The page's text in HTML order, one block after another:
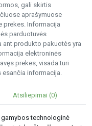
gali skirtis
aprašymuose
prekes. Informacija
parduotuvės
ant produkto pakuotės yra
elektroninės
prekes, visada turi
esančia informacija.
Atsiliepimai (0)
technologinė